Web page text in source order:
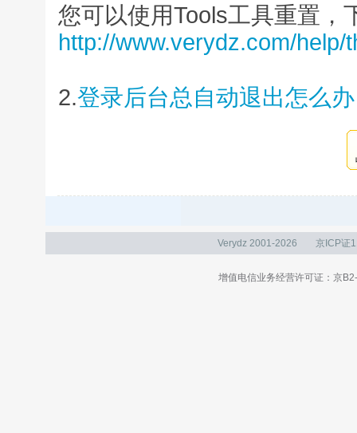
您可以使用Tools工具重置，
http://www.verydz.com/help/
2.登录后台总自动退出怎么
Verydz 2001-2026 京ICP证
增值电信业务经营许可证：京